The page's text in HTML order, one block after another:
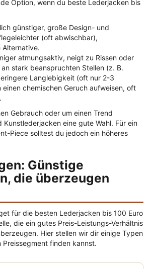
Option, wenn du beste Lederjacken bis
günstiger, große Design- und
(oft abwischbar),
atmungsaktiv, neigt zu Rissen oder
stark beanspruchten Stellen (z. B.
Langlebigkeit (oft nur 2-3
einen chemischen Geruch aufweisen, oft
Gebrauch oder um einen Trend
Kunstlederjacken eine gute Wahl. Für ein
Piece solltest du jedoch ein höheres
Günstige
die überzeugen
für die besten Lederjacken bis 100 Euro
die ein gutes Preis-Leistungs-Verhältnis
Hier stellen wir dir einige Typen
Preissegment finden kannst.